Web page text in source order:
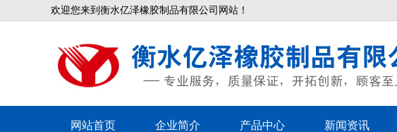
欢迎您来到衡水亿泽橡胶制品有限公司网站！
网站首页 企业简介 产品中心 新闻资讯